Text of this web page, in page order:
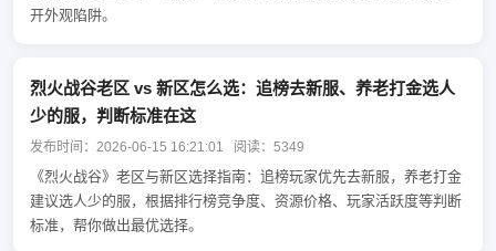
开外观陷阱。
烈火战谷老区 vs 新区怎么选：追榜去新服、养老打金选人
少的服，判断标准在这
发布时间：2026-06-15 16:21:01 阅读：5349
《烈火战谷》老区与新区选择指南：追榜玩家优先去新服，养老打金
建议选人少的服，根据排行榜竞争度、资源价格、玩家活跃度等判断
标准，帮你做出最优选择。